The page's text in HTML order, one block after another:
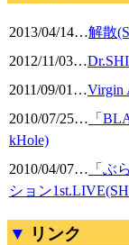
2013/04/14…解散
2012/11/03…
2011/09/01 …Virgin
2010/07/25… 「
kHole)
2010/04/07… 「ぶ
ション
リンク